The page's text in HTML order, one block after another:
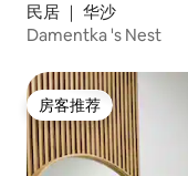
民居 ｜ 华沙
Damentka 's Nest
房客推荐
房客推荐